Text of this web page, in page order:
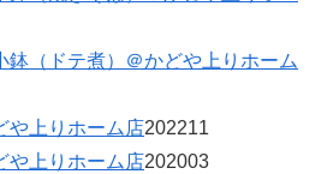
鉢（ドテ煮）＠かどや上りホーム
や上りホーム店202211
や上りホーム店202003